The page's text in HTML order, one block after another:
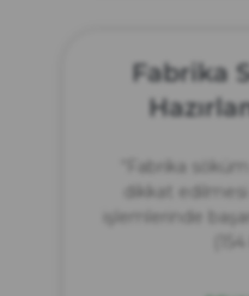
Fabrika
“Fabrika
dikkat
işlemlerinde